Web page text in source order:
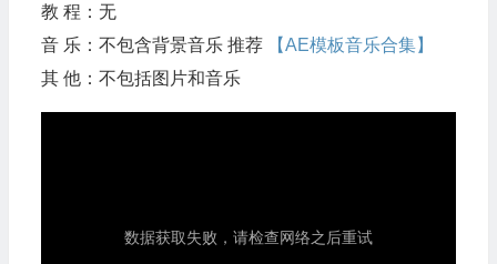
教 程：无
音 乐：不包含背景音乐 推荐
【AE模板音乐合集】
其 他：不包括图片和音乐